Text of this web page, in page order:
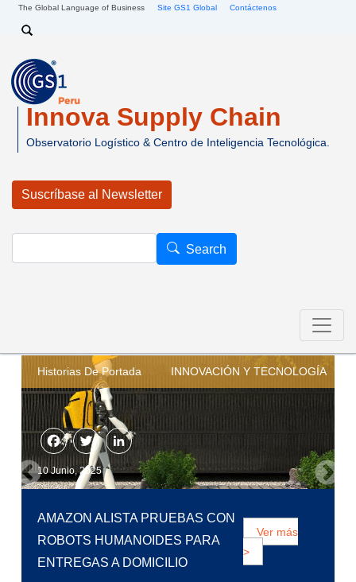
Pasar al contenido principal
The Global Language of Business Site GS1 Global Contáctenos
Search
Innova Supply Chain
Observatorio Logístico & Centro de Inteligencia Tecnológica.
Suscríbase al Newsletter
Search
Historias De Portada DISTRIBUCIÓN Y TRANSPORTE
Facebook
Twitter
LinkedIn
6 Junio, 2025
NUEVO IMPULSO AL TREN
BIOCEÁNICO: PIURA BUSCA
CONECTAR ASIA Y SUDAMÉRICA
Ver más
>